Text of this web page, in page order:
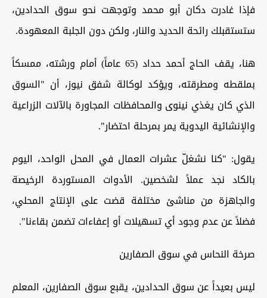
فإذا غادرت دكان أبو محمد وتوجهت نحو سوق الحدادين،
ستستقبلك رائحة الحديد والنار، ولكن دون الجلبة المعهودة.
هنا، يقف الحاج أحمد حداد (65 عاماً) أمام ورشته، ممسكاً
بملقطه ومطرقته، ويؤكد لوكالة شفق نيوز، أن "السوق
الذي كان يغذي نينوى والمحافظات المجاورة بالآلات الزراعية
والإنشائية اليدوية يمر بمرحلة احتضار".
يقول: "كنا نشغلّ عشرات العمال في المحل الواحد، اليوم
بالكاد نجد عملاً لشخصين. الأدوات المستوردة الرخيصة
والجاهزة من مناشئ مختلفة قضت على الإنتاج المحلي،
فضلاً عن عدم وجود أي تسهيلات أو إعفاءات تضمن بقاءنا".
صرخة النحاس في سوق الصفارين
ليس بعيداً عن سوق الحدادين، يقبع سوق الصفارين، المعلم